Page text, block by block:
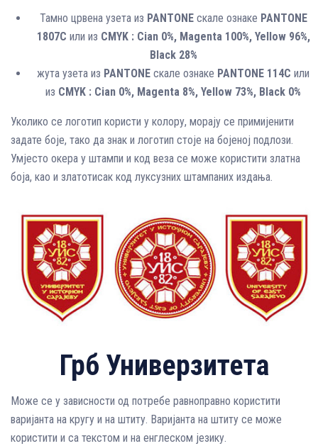
Тамно црвена узета из PANTONEскале ознаке PANTONE
1807C или из CMYK : Cian 0%, Magenta 100%, Yellow 96%,
Black 28%
жута узета из PANTONE скале ознаке PANTONE 114C или
из CMYK : Cian 0%, Magenta 8%, Yellow 73%, Black 0%
Уколико се логотип користи у колору, морају се примијенити
задате боје, тако да знак и логотип стоје на бојеној подлози.
Умјесто окера у штампи и код веза се може користити златна
боја, као и златотисак код луксузних штампаних издања.
Грб Универзитета
Може се у зависности од потребе равноправно користити
варијанта на кругу и на штиту. Варијанта на штиту се може
користити и са текстом и на енглеском језику.